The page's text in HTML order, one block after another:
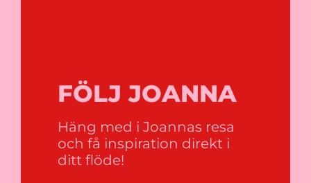
FÖLJ JOANNA
Häng med i Joannas resa
och få inspiration direkt i
ditt flöde!